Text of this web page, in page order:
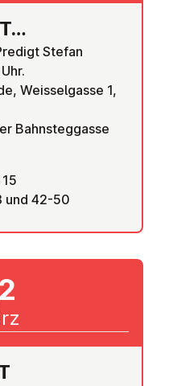
Stefan
Weisselgasse 1,
Bahnsteggasse
und 42-50